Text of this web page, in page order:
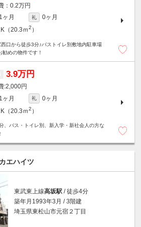
0.2万円
1ヶ月 礼
0ヶ月
（20.3ｍ2 ）
口から徒歩3分♪バストイレ別敷地内駐車場
めの物件です！
3.9万円
2,000円
1ヶ月 礼
0ヶ月
（20.3ｍ2 ）
、バス・トイレ別、新入学・新社会人の方な
エハイツ
東武東上線高坂駅 / 徒歩4分
築年月1993年3月 / 3階建
埼玉県東松山市元宿２丁目